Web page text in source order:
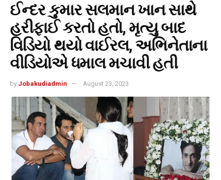
ઈન્દર કુમાર સલમાન ખાન સાથે
હરીફાઈ કરતો હતો, મૃત્યુ બાદ
વિડિયો થયો વાઈરલ, અભિનેતાના
વીડિયોએ ધમાલ મચાવી હતી
by Jobakudiadmin August 23, 2023